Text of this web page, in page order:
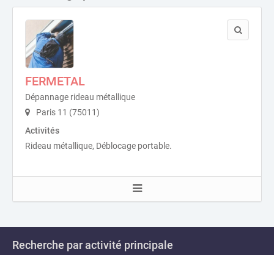
FERMETAL
Dépannage rideau métallique
Paris 11 (75011)
Activités
Rideau métallique, Déblocage portable.
Recherche par activité principale